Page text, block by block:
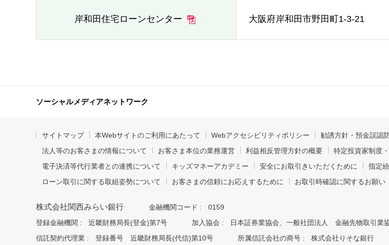
岸和田住宅ローンセンター 大阪府岸和田市野田町1-3-21
ソーシャルメディアネットワーク
サイトマップ 本Webサイトのご利用にあたって Webアクセシビリティポリシー 勧誘方針・預金誤認
法人等のお客さまの情報について
お客さま本位の業務運営 利益相反管理方針の概要 特定投資家制度
電子決済等代行業者との連携について
キッズマネーアカデミー 安全にお取引きいただくために 指定
ローン取引に関する取組姿勢について
お客さまの信頼にお応えするために お取引時確認に関するお願い
株式会社関西みらい銀行 金融機関コード :
0159
登録金融機関 :
近畿財務局長(登金)第7号 加入協会 :
日本証券業協会、一般社団法人 金融先物取引業
信託契約代理業 :
登録番号 近畿財務局長(代信)第10号 所属信託会社の商号 : 株式会社りそな銀行